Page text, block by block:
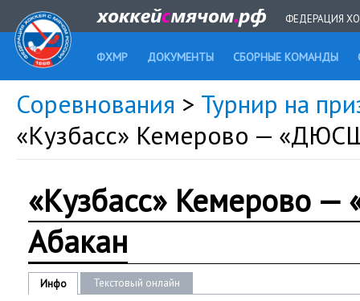
ФЕДЕРАЦИЯ
ФХМР ДОКУМЕНТЫ СБОРНЫЕ КОМАНДЫ
Соревнования > Турнир на
«Кузбасс» Кемерово —
«Кузбасс» Кемерово
Абакан
Инфо Текстовый онлайн